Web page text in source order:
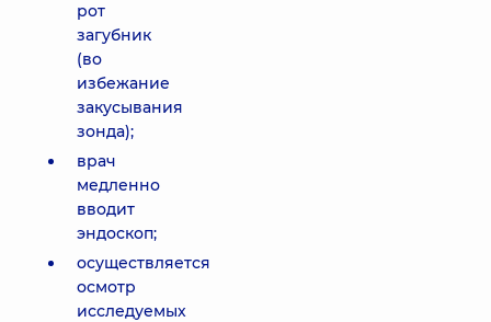
рот
загубник
(во
избежание
закусывания
зонда);
врач
медленно
вводит
эндоскоп;
осуществляется
осмотр
исследуемых